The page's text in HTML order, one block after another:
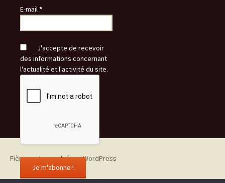
E-mail*
J'accepte de recevoir
des informations concernant
l'actualité et l'activité du site.
Fièrement propulsé par WordPress